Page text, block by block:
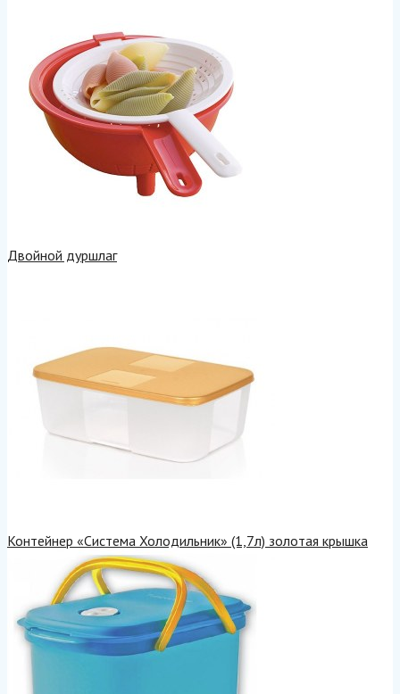
Двойной дуршлаг
Контейнер «Система Холодильник» (1,7л) золотая крышка